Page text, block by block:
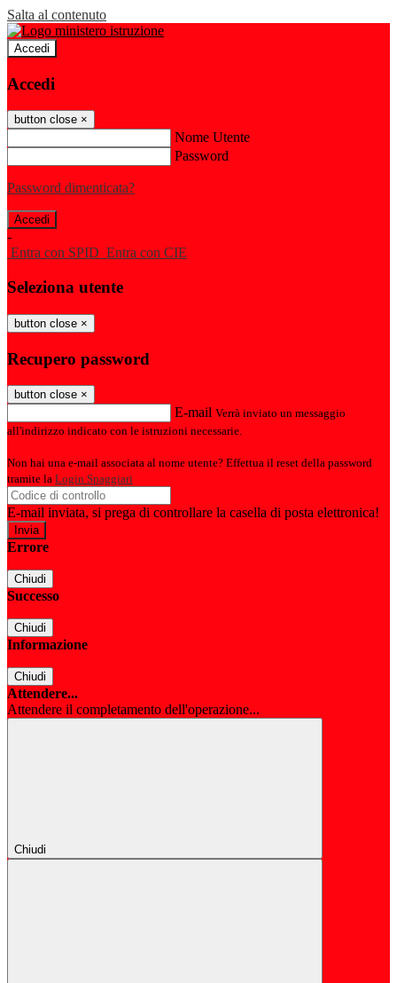
Salta al contenuto
Accedi
Accedi
button close ×
Nome Utente
Password
Password dimenticata?
-
Entra con SPID Entra con CIE
Seleziona utente
button close ×
Recupero password
button close ×
E-mail Verrà inviato un messaggio
all'indirizzo indicato con le istruzioni necessarie.
Non hai una e-mail associata al nome utente? Effettua il reset della password
tramite la Login Spaggiari
E-mail inviata, si prega di controllare la casella di posta elettronica!
Errore
Chiudi
Successo
Chiudi
Informazione
Chiudi
Attendere...
Attendere il completamento dell'operazione...
Chiudi